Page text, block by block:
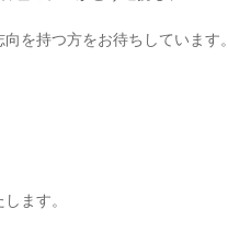
を持つ方をお待ちしています。
ます。